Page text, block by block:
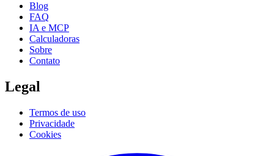
Blog
FAQ
IA e MCP
Calculadoras
Sobre
Contato
Legal
Termos de uso
Privacidade
Cookies